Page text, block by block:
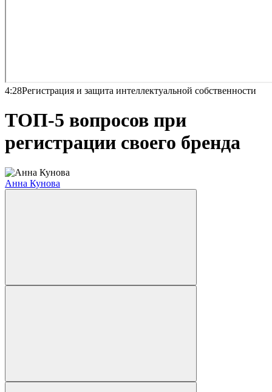
4:28Регистрация и защита интеллектуальной собственности
ТОП-5 вопросов при
регистрации своего бренда
Анна Кунова